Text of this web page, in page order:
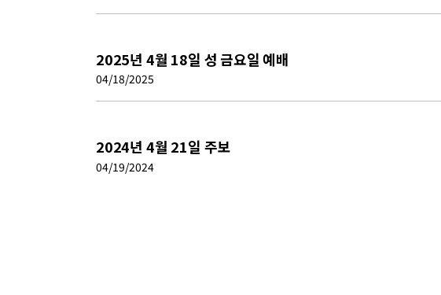
2025년 4월 18일 성 금요일 예배
04/18/2025
2024년 4월 21일 주보
04/19/2024